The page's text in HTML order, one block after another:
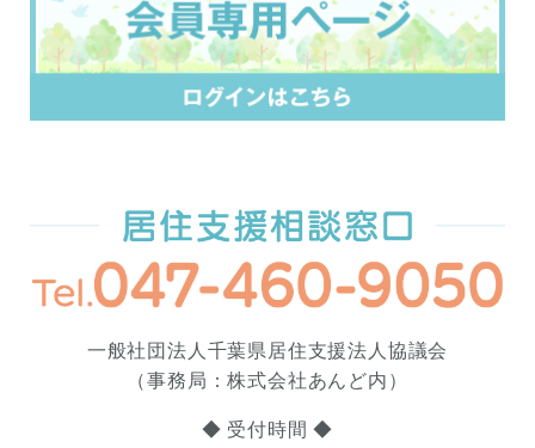
一般社団法人千葉県居住支援法人協議会
（事務局：株式会社あんど内）
◆ 受付時間 ◆